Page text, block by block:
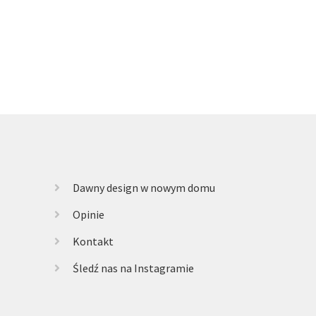
Dawny design w nowym domu
Opinie
Kontakt
Śledź nas na Instagramie